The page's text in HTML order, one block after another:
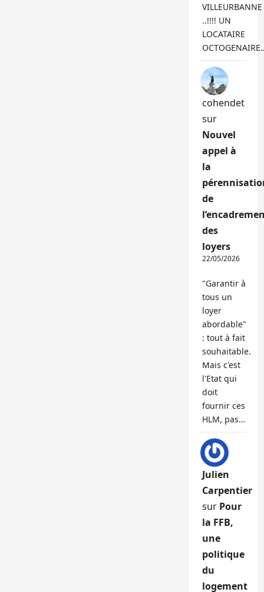
VILLEURBANNE
..!!!! UN
LOCATAIRE
cohendet
sur
Nouvel
appel à
la
de
des
loyers
22/05/2026
"Garantir à
tous un
loyer
abordable"
: tout à fait
souhaitable.
Mais c'est
l'Etat qui
doit
fournir ces
HLM, pas…
Julien
Carpentier
sur Pour
la FFB,
une
politique
du
logement